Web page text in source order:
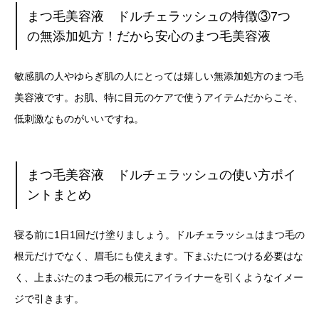
まつ毛美容液 ドルチェラッシュの特徴③7つ
の無添加処方！だから安心のまつ毛美容液
敏感肌の人やゆらぎ肌の人にとっては嬉しい無添加処方のまつ毛
美容液です。お肌、特に目元のケアで使うアイテムだからこそ、
低刺激なものがいいですね。
まつ毛美容液 ドルチェラッシュの使い方ポイ
ントまとめ
寝る前に1日1回だけ塗りましょう。ドルチェラッシュはまつ毛の
根元だけでなく、眉毛にも使えます。下まぶたにつける必要はな
く、上まぶたのまつ毛の根元にアイライナーを引くようなイメー
ジで引きます。